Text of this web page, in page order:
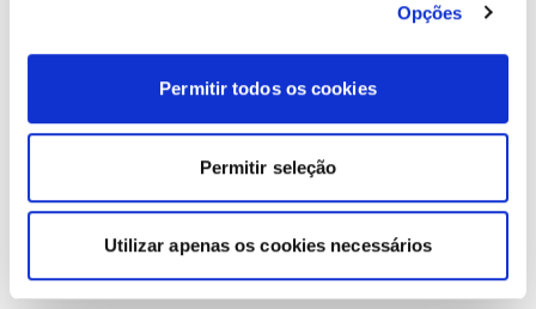
Opções
Permitir todos os cookies
Permitir seleção
Utilizar apenas os cookies necessários